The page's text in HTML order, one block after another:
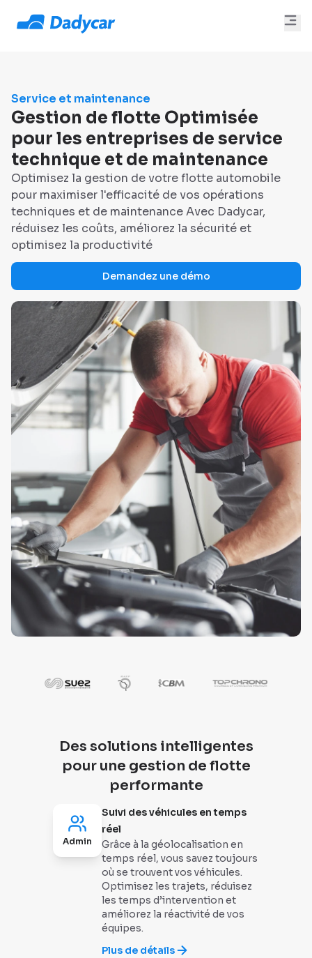
Service et maintenance
Gestion de flotte Optimisée
pour les entreprises de service
technique et de maintenance
Optimisez la gestion de votre flotte automobile
pour maximiser l'efficacité de vos opérations
techniques et de maintenance Avec Dadycar,
réduisez les coûts, améliorez la sécurité et
optimisez la productivité
Demandez une démo
Des solutions intelligentes
pour une gestion de flotte
performante
Admin
Suivi des véhicules en temps
réel
Grâce à la géolocalisation en
temps réel, vous savez toujours
où se trouvent vos véhicules.
Optimisez les trajets, réduisez
les temps d’intervention et
améliorez la réactivité de vos
équipes.
Plus de détails